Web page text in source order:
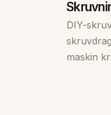
DIY-
maskin